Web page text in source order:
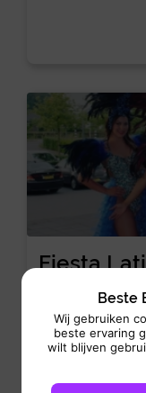
Fiesta
Optreden: v.a. 2 uur
Fiesta Latina Dans
onweerstaanbare
Beste
Wij gebruiken
beste ervaring
wilt blijven